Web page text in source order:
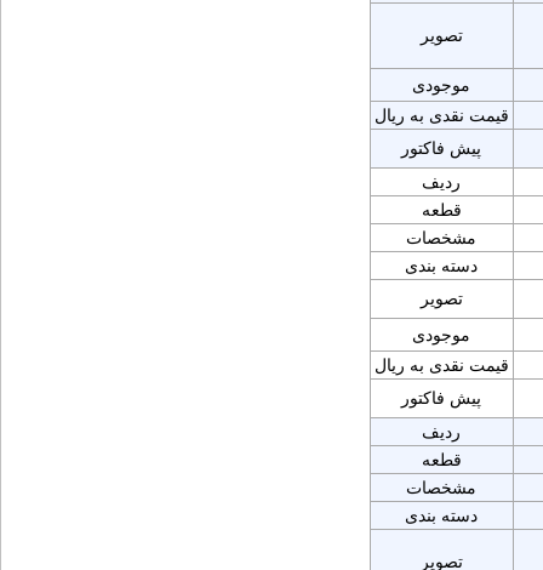
تصویر
موجودی
قیمت نقدی به ریال
پیش فاکتور
ردیف
قطعه
مشخصات
دسته بندی
تصویر
موجودی
قیمت نقدی به ریال
پیش فاکتور
ردیف
قطعه
مشخصات
دسته بندی
تصویر